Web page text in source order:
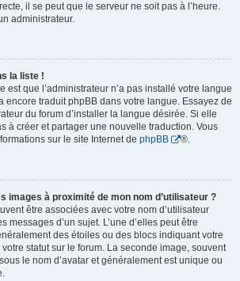
il se peut que le serveur ne soit pas à l’heure.
administrateur.
la liste !
est que l’administrateur n’a pas installé votre langue
encore traduit phpBB dans votre langue. Essayez de
du forum d’installer la langue désirée. Si elle
à créer et partager une nouvelle traduction. Vous
sur le site Internet de phpBB ®.
images à proximité de mon nom d’utilisateur ?
être associées avec votre nom d’utilisateur
messages d’un sujet. L’une d’elles peut être
des étoiles ou des blocs indiquant votre
statut sur le forum. La seconde image, souvent
le nom d’avatar et généralement est unique ou